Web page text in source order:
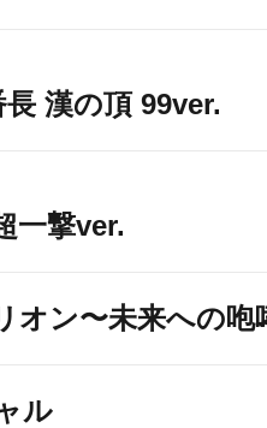
漢の頂 99ver.
一撃ver.
オン〜未来への咆
ル